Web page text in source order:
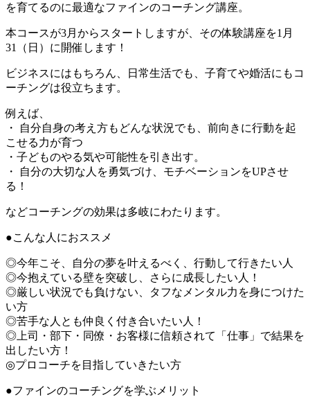
を育てるのに最適なファインのコーチング講座。
本コースが3月からスタートしますが、その体験講座を1月
31（日）に開催します！
ビジネスにはもちろん、日常生活でも、子育てや婚活にもコ
ーチングは役立ちます。
例えば、
・ 自分自身の考え方もどんな状況でも、前向きに行動を起
こせる力が育つ
・子どものやる気や可能性を引き出す。
・ 自分の大切な人を勇気づけ、モチベーションをUPさせ
る！
などコーチングの効果は多岐にわたります。
●こんな人におススメ
◎今年こそ、自分の夢を叶えるべく、行動して行きたい人
◎今抱えている壁を突破し、さらに成長したい人！
◎厳しい状況でも負けない、タフなメンタル力を身につけた
い方
◎苦手な人とも仲良く付き合いたい人！
◎上司・部下・同僚・お客様に信頼されて「仕事」で結果を
出したい方！
◎プロコーチを目指していきたい方
●ファインのコーチングを学ぶメリット